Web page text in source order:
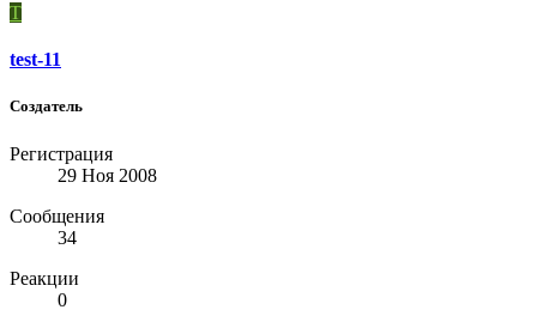
T
test-11
Создатель
Регистрация
29 Ноя 2008
Сообщения
34
Реакции
0